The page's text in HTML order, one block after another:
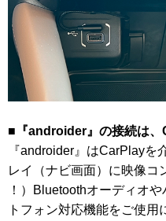
■『androider』の接続は、
『androider』はCarPlayを
レイ（ナビ画面）に映像コ
！）Bluetoothオーディオ
トフォン対応機能をご使